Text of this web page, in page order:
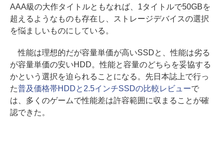
AAA級の大作タイトルともなれば、1タイトルで50GBを
超えるようなものも存在し、ストレージデバイスの選択
を悩ましいものにしている。
性能は理想的だが容量単価が高いSSDと、性能は劣る
が容量単価の安いHDD。性能と容量のどちらを妥協する
かという選択を迫られることになる。先日本誌上で行っ
た普及価格帯HDDと2.5インチSSDの比較レビューで
は、多くのゲームで性能差は許容範囲に収まることが確
認できた。